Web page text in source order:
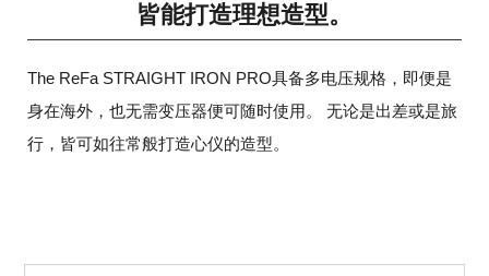
皆能打造理想造型。
The ReFa STRAIGHT IRON PRO具备多电压规格，即便是
身在海外，也无需变压器便可随时使用。
无论是出差或是旅
行，皆可如往常般打造心仪的造型。